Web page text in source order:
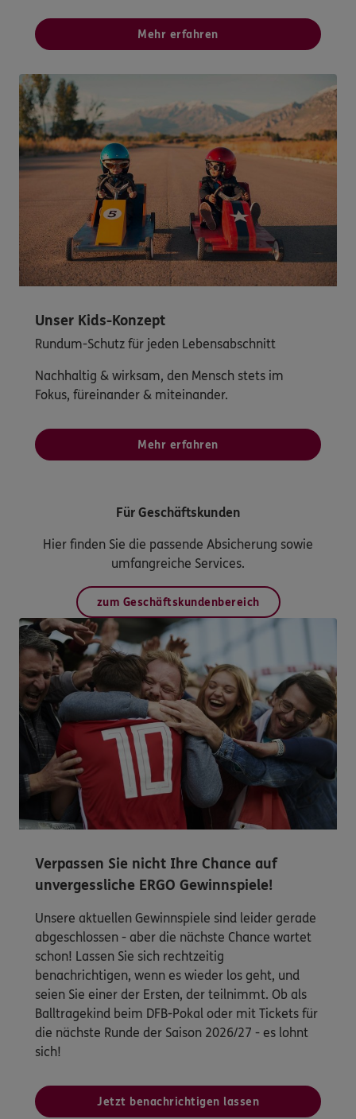
Mehr erfahren
Unser Kids-Konzept
Rundum-Schutz für jeden Lebensabschnitt
Nachhaltig & wirksam, den Mensch stets im
Fokus, füreinander & miteinander.
Mehr erfahren
Für Geschäftskunden
Hier finden Sie die passende Absicherung sowie
umfangreiche Services.
zum Geschäftskundenbereich
Verpassen Sie nicht Ihre Chance auf
unvergessliche ERGO Gewinnspiele!
Unsere aktuellen Gewinnspiele sind leider gerade
abgeschlossen - aber die nächste Chance wartet
schon! Lassen Sie sich rechtzeitig
benachrichtigen, wenn es wieder los geht, und
seien Sie einer der Ersten, der teilnimmt. Ob als
Balltragekind beim DFB-Pokal oder mit Tickets für
die nächste Runde der Saison 2026/27 - es lohnt
sich!
Jetzt benachrichtigen lassen